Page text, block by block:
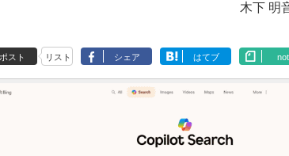
木下 明
ポスト リスト シェア はてブ